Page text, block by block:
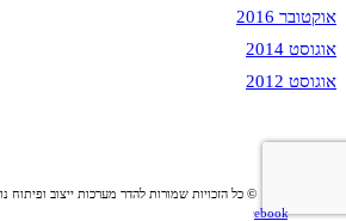
אוקטובר 2016
אוגוסט 2014
אוגוסט 2012
© כל הזכויות שמורות להדר מערכות ייצוב ופיתוח
Facebook